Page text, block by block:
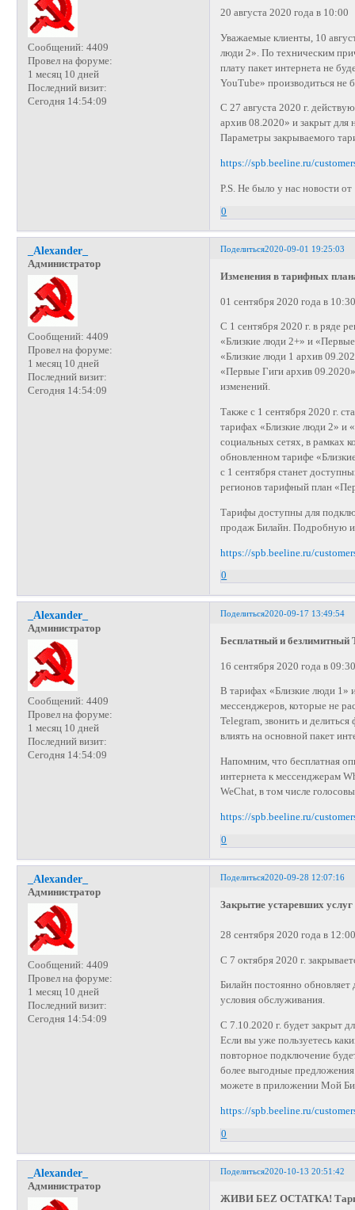
Сообщений: 4409
Провел на форуме:
1 месяц 10 дней
Последний визит:
Сегодня 14:54:09
20 августа 2020 года в 10:00
Уважаемые клиенты, 10
люди 2». По техническим
плату пакет интернета не
YouTube» производиться не
С 27 августа 2020 г.
архив 08.2020» и закрыт
Параметры закрываемого
https://spb.beeline.ru/
P.S. Не было у нас новости
0
Поделиться2020-09-01 19:25:03
_Alexander_
Администратор
Сообщений: 4409
Провел на форуме:
1 месяц 10 дней
Последний визит:
Сегодня 14:54:09
Изменения в тарифных
01 сентября 2020 года в
С 1 сентября 2020 г. в ряде
«Близкие люди 2+» и
«Близкие люди 1 архив
«Первые Гиги архив
изменений.
Также с 1 сентября 2020 г.
тарифах «Близкие люди 2» и
социальных сетях, в рамках
обновленном тарифе
с 1 сентября станет
регионов тарифный план
Тарифы доступны для
продаж Билайн. Подробную
https://spb.beeline.ru/
0
Поделиться2020-09-17 13:49:54
_Alexander_
Администратор
Сообщений: 4409
Провел на форуме:
1 месяц 10 дней
Последний визит:
Сегодня 14:54:09
Бесплатный и безлимитный
16 сентября 2020 года в
В тарифах «Близкие люди 1»
мессенджеров, которые не
Telegram, звонить и
влиять на основной пакет
Напомним, что бесплатная
интернета к мессенджерам
WeChat, в том числе
https://spb.beeline.ru/
0
Поделиться2020-09-28 12:07:16
_Alexander_
Администратор
Сообщений: 4409
Провел на форуме:
1 месяц 10 дней
Последний визит:
Сегодня 14:54:09
Закрытие устаревших услуг
28 сентября 2020 года в
С 7 октября 2020 г.
Билайн постоянно
условия обслуживания.
С 7.10.2020 г. будет закрыт
Если вы уже пользуетесь
повторное подключение
более выгодные
можете в приложении Мой
https://spb.beeline.ru/
0
Поделиться2020-10-13 20:51:42
_Alexander_
Администратор
ЖИВИ БЕZ ОСТАТКА! Тариф